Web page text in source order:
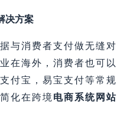
决方案
与消费者支付做无缝对
在海外，消费者也可以
付宝，易宝支付等常规
化在跨境 电商系统网站